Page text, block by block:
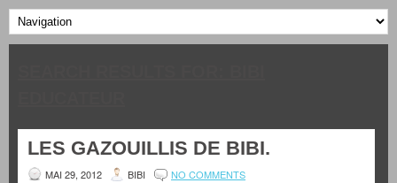
LES GAZOUILLIS DE BIBI.
MAI 29, 2012 BIBI NO COMMENTS